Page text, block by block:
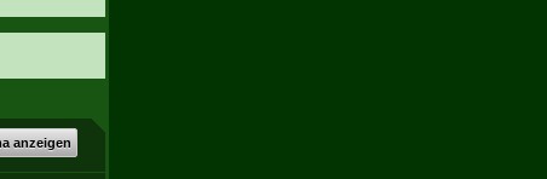
anzeigen